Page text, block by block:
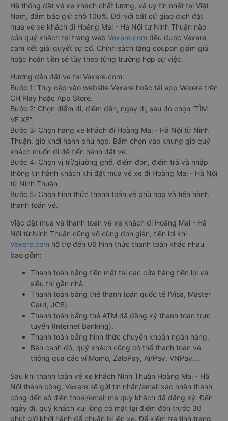
Hệ thống đặt vé xe khách chất lượng, và uy tín nhất tại Việt
Nam, đảm bảo giữ chỗ 100%. Đối với bất cứ giao dịch đặt
mua vé xe khách đi Hoàng Mai - Hà Nội từ Ninh Thuận nào
của quý khách tại trang web Vexere.com đều được Vexere
cam kết giải quyết sự cố. Chính sách tặng coupon giảm giá
hoặc hoàn tiền sẽ tùy theo từng trường hợp sự việc.
Hướng dẫn đặt vé tại Vexere.com:
Bước 1: Truy cập vào website Vexere hoặc tải app Vexere trên
CH Play hoặc App Store.
Bước 2: Chọn điểm đi, điểm đến, ngày đi, sau đó chọn “TÌM
VÉ XE”.
Bước 3: Chọn hãng xe khách đi Hoàng Mai - Hà Nội từ Ninh
Thuận, giờ khởi hành phù hợp. Bấm chọn vào khung giờ quý
khách muốn đi để tiến hành đặt vé.
Bước 4: Chọn vị trí/giường ghế, điểm đón, điểm trả và nhập
thông tin hành khách khi đặt mua vé xe đi Hoàng Mai - Hà Nội
từ Ninh Thuận
Bước 5: Chọn hình thức thanh toán vé phù hợp và tiến hành
thanh toán vé.
Việc đặt mua và thanh toán vé xe khách đi Hoàng Mai - Hà
Nội từ Ninh Thuận cũng vô cùng đơn giản, tiện lợi khi
Vexere.com hỗ trợ đến 06 hình thức thanh toán khác nhau
bao gồm:
Thanh toán bằng tiền mặt tại các cửa hàng tiện lợi và
siêu thị gần nhà.
Thanh toán bằng thẻ thanh toán quốc tế (Visa, Master
Card, JCB).
Thanh toán bằng thẻ ATM đã đăng ký thanh toán trực
tuyến (Internet Banking).
Thanh toán bằng hình thức chuyển khoản ngân hàng.
Bên cạnh đó, quý khách cũng có thể thanh toán vé
thông qua các ví Momo, ZaloPay, AirPay, VNPay,…
Sau khi thanh toán vé xe khách Ninh Thuận Hoàng Mai - Hà
Nội thành công, Vexere sẽ gửi tin nhắn/email xác nhận thành
công đến số điện thoại/email mà quý khách đã đăng ký. Đến
ngày đi, quý khách vui lòng có mặt tại điểm đón trước 30
phút giờ khởi hành để chuẩn bị lên xe. Để kiểm tra tình trạng